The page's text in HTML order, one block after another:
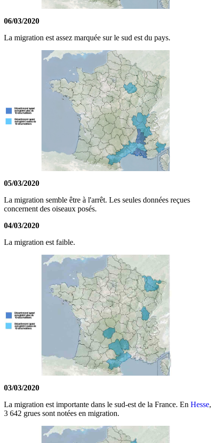
06/03/2020
La migration est assez marquée sur le sud est du pays.
05/03/2020
La migration semble être à l'arrêt. Les seules données reçues
concernent des oiseaux posés.
04/03/2020
La migration est faible.
03/03/2020
La migration est importante dans le sud-est de la France. En Hesse,
3 642 grues sont notées en migration.